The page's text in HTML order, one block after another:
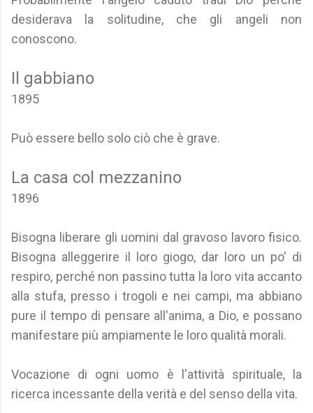
desiderava la solitudine, che gli angeli non
conoscono.
Il gabbiano
1895
Può essere bello solo ciò che è grave.
La casa col mezzanino
1896
Bisogna liberare gli uomini dal gravoso lavoro fisico.
Bisogna alleggerire il loro giogo, dar loro un po' di
respiro, perché non passino tutta la loro vita accanto
alla stufa, presso i trogoli e nei campi, ma abbiano
pure il tempo di pensare all'anima, a Dio, e possano
manifestare più ampiamente le loro qualità morali.
Vocazione di ogni uomo è l'attività spirituale, la
ricerca incessante della verità e del senso della vita.